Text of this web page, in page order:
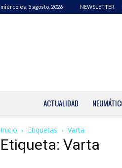
miércoles, 5 agosto, 2026 NEWSLETTER
ACTUALIDAD
Inicio Etiquetas Varta
Etiqueta: Varta